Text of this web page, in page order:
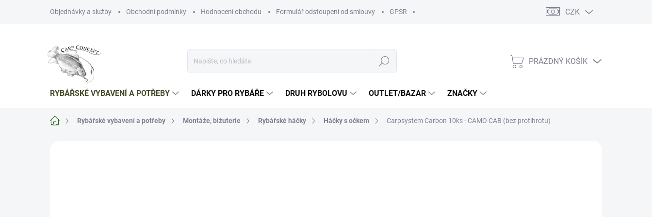
Objednávky a služby Obchodní podmínky Hodnocení obchodu Formulář odstoupení od smlouvy GPSR CZK
Hledat
NÁKUPNÍ
PRÁZDNÝ KOŠÍK
RYBÁŘSKÉ VYBAVENÍ A POTŘEBY DÁRKY PRO RYBÁŘE DRUH RYBOLOVU OUTLET/BAZAR ZNAČKY
Domů Rybářské vybavení a potřeby Montáže, bižuterie Rybářské háčky Háčky s očkem Carpsystem Carbon 10ks - CAMO CAB (bez protihrotu)